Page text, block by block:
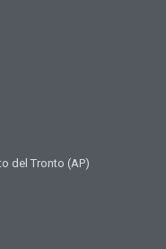
del Tronto (AP)